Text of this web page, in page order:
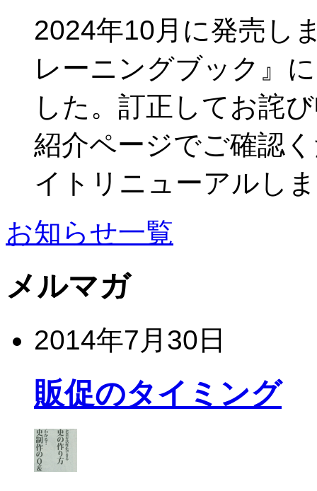
2024年10月に発売し
レーニングブック』
した。訂正してお詫
紹介ページでご確認
イトリニューアルし
お知らせ一覧
メルマガ
2014年7月30日
販促のタイミング